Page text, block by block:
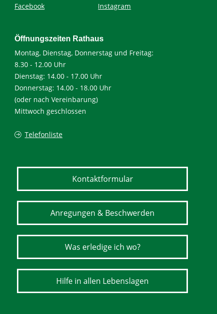
Facebook
Instagram
Öffnungszeiten Rathaus
Montag, Dienstag, Donnerstag und Freitag:
8.30 - 12.00 Uhr
Dienstag: 14.00 - 17.00 Uhr
Donnerstag: 14.00 - 18.00 Uhr
(oder nach Vereinbarung)
Mittwoch geschlossen
Telefonliste
Kontaktformular
Anregungen & Beschwerden
Was erledige ich wo?
Hilfe in allen Lebenslagen